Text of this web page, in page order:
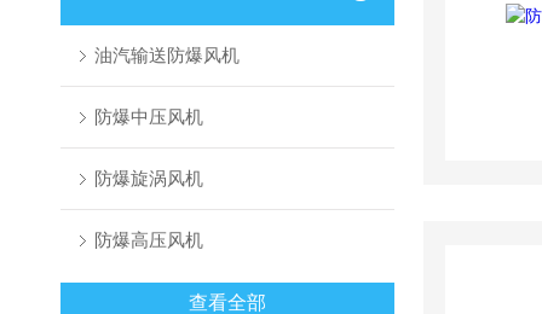
油汽输送防爆风机
防爆中压风机
防爆旋涡风机
防爆高压风机
查看全部